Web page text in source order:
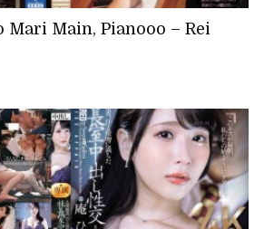
Mari Main, Pianooo – Rei